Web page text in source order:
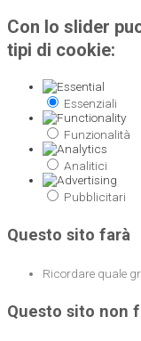
Con lo slider
tipi di cookie:
Essenziali
Funzionalità
Analitici
Pubblicitari
Questo sito farà
Ricordare quale
Questo sito non